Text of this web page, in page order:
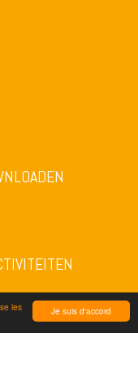
Je suis d'accord
les